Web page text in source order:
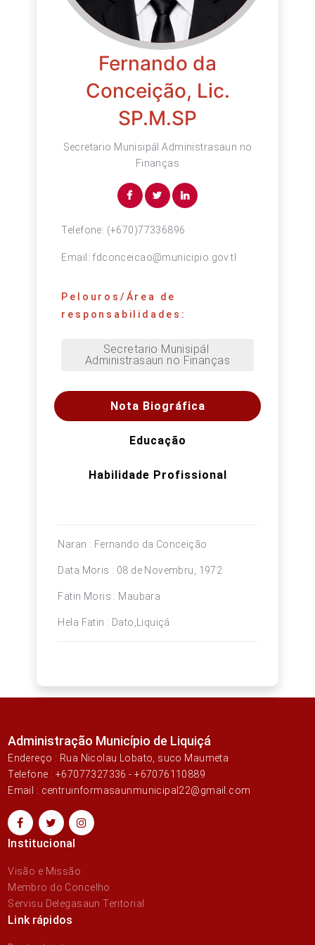
Fernando da
Conceição, Lic.
SP.M.SP
Secretario Munisipál Administrasaun no
Finanças
Telefone: (+670)77336896
Email: fdconceicao@municipio.gov.tl
Pelouros/Área de
responsabilidades:
Secretario Munisipál
Administrasaun no Finanças
Nota Biográfica
Educação
Habilidade Profissional
Naran : Fernando da Conceição
Data Moris : 08 de Novembru, 1972
Fatin Moris : Maubara
Hela Fatin : Dato,Liquiçá
Administração Município de Liquiçá
Endereço : Rua Nicolau Lobato, suco Maumeta
Telefone : +67077327336 - +67076110889
Email : centruinformasaunmunicipal22@gmail.com
Institucional
Visão e Missão
Membro do Concelho
Servisu Delegasaun Teritorial
Link rápidos